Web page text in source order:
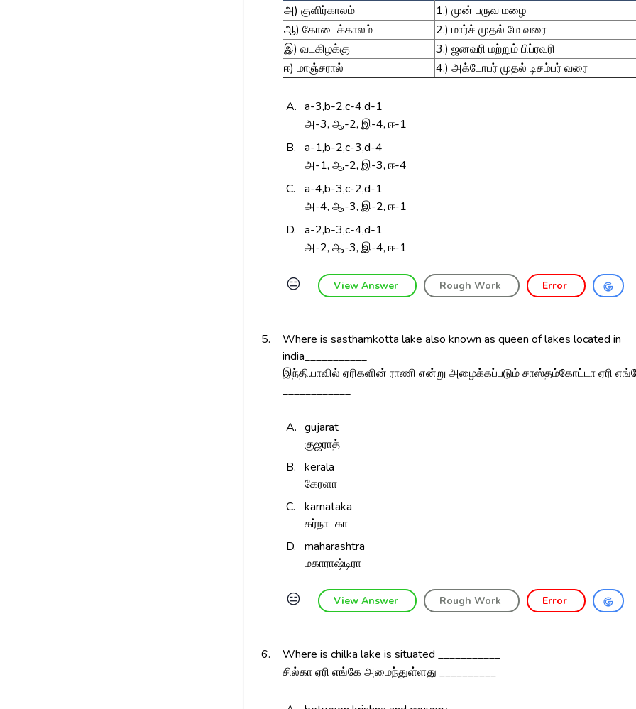
அ) குளிர்காலம்
1.) முன் பருவ மழை
ஆ) கோடைக்காலம்
2.) மார்ச் முதல் மே வரை
இ) வடகிழக்கு
3.) ஜனவரி மற்றும் பிப்ரவரி
ஈ) மாஞ்சரால்
4.) அக்டோபர் முதல் டிசம்பர் வரை
A. a-3,b-2,c-4,d-1
அ-3, ஆ-2, இ-4, ஈ-1
B.
a-1,b-2,c-3,d-4
அ-1, ஆ-2, இ-3, ஈ-4
C.
a-4,b-3,c-2,d-1
அ-4, ஆ-3, இ-2, ஈ-1
D.
a-2,b-3,c-4,d-1
அ-2, ஆ-3, இ-4, ஈ-1
😑 View Answer Rough Work Error
5.
Where is sasthamkotta lake also known as queen of lakes located in
india___________
இந்தியாவில் ஏரிகளின் ராணி என்று அழைக்கப்படும் சாஸ்தம்கோட்டா ஏரி
____________
A. gujarat
குஜராத்
B.
kerala
கேரளா
C.
karnataka
கர்நாடகா
D.
maharashtra
மகாராஷ்டிரா
😑 View Answer Rough Work Error
6.
Where is chilka lake is situated ___________
சில்கா ஏரி எங்கே அமைந்துள்ளது __________